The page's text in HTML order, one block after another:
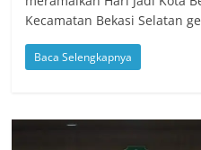
Kecamatan Bekasi Selatan
Baca Selengkapnya